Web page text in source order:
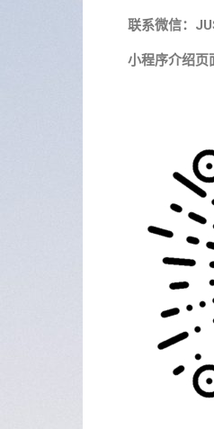
联系微信：
小程序介绍页